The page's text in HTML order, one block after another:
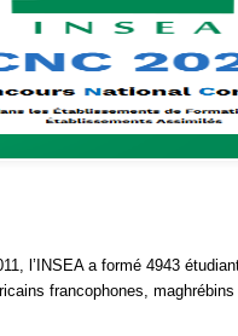
l’INSEA a formé 4943
francophones,